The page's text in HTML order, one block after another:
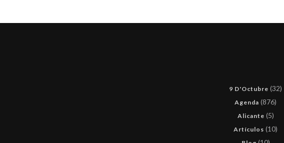
9 D'Octubre (32)
Agenda (876)
Alicante (5)
Artículos (10)